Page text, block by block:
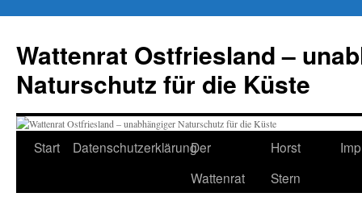
springen
Wattenrat Ostfriesland –
Naturschutz für die Küste
Start DatenschutzerklärungDer
Wattenrat
Horst
Stern